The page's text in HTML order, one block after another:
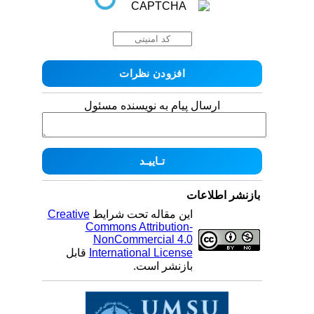
ارسال پیام به نویسنده مسئول
بازنشر اطلاعات
این مقاله تحت شرایطCreative
Commons Attribution-
NonCommercial 4.0
International Licenseقابل
بازنشر است.